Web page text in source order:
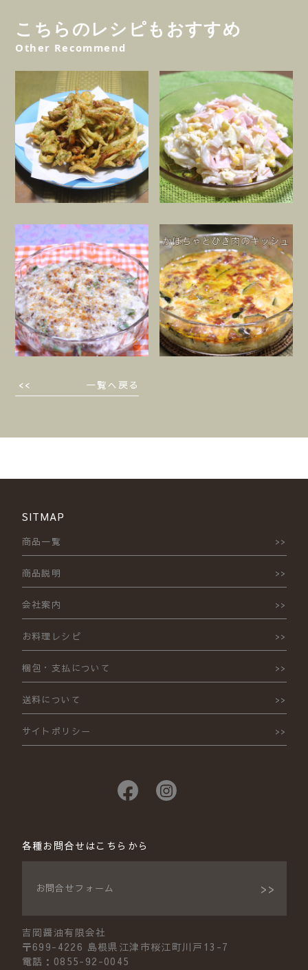
こちらのレシピもおすすめ
Other Recommend
一覧へ戻る
SITMAP
商品一覧
商品説明
会社案内
お料理レシピ
梱包・支払について
送料について
サイトポリシー
各種お問合せはこちらから
お問合せフォーム
吉岡醤油有限会社
〒699-4226 島根県江津市桜江町川戸13-7
電話：0855-92-0045